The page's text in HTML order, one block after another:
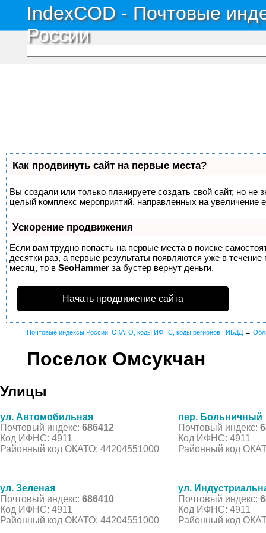
IndexCOD - Почтовые
России
Как продвинуть сайт на первые места?
Вы создали или только планируете создать свой сайт, но не
целый комплекс мероприятий, направленных на увеличение
Ускорение продвижения
Если вам трудно попасть на первые места в поиске
десятки раз, а первые результаты появляются уже в
месяц, то в SeoHammer за бустер вернут деньги.
Начать продвижение сайта
Почтовые индексы России, ОКАТО, коды ИФНС, коды регионов ГИБДД →
Поселок Омсукчан
Улицы
ул. Автомобильная
Почтовый индекс: 686412
Код ИФНС: 4911
Районный код ОКАТО: 44204551000
пер. Больничный
Почтовый индекс:
Код ИФНС: 4911
Районный код
ул. Зеленая
Почтовый индекс: 686410
Код ИФНС: 4911
Районный код ОКАТО: 44204551000
ул.
Почтовый индекс:
Код ИФНС: 4911
Районный код